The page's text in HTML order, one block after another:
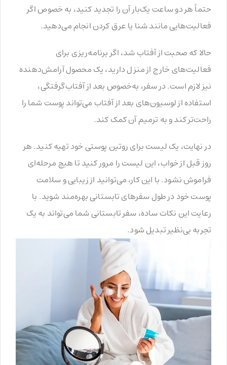
حتماً هر دو ساعت یک‌بار آن را تجدید کنید، به خصوص اگر
فعالیت‌هایی مانند شنا یا عرق کردن انجام می‌دهید.
حالا که صحبت از آفتاب شد، اگر برنامه‌ریزی برای
فعالیت‌های خارج از منزل دارید، یک محصول آرامش‌دهنده
نیز لازم است. در سفر، به‌خصوص بعد از آفتاب‌گرفتگی،
استفاده از لوسیون‌های بعد از آفتاب می‌تواند پوست شما را
راحت‌تر کند و به ترمیم آن کمک کند.
در نهایت، یک لیست برای روتین پوستی خود تهیه کنید. هر
روز قبل از خواب، این لیست را مرور کنید تا هیچ مرحله‌ای
فراموش نشود. با این کار، می‌توانید از زیبایی و سلامت
پوست خود در طول سفرهای تابستانی بهره‌مند شوید. با
رعایت این نکات ساده، سفر تابستانی شما می‌تواند به یک
تجربه بی‌نظیر تبدیل شود.